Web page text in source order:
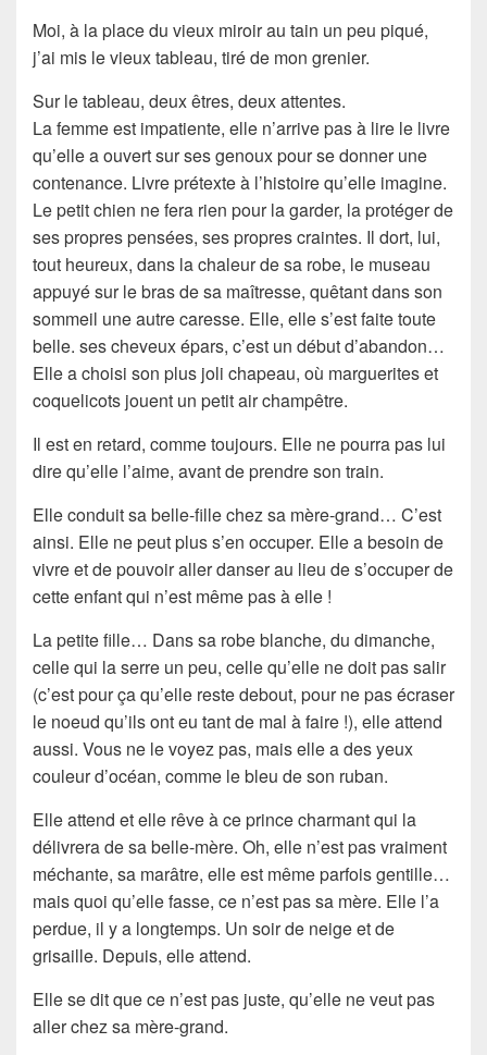
Moi, à la place du vieux miroir au tain un peu piqué,
j’ai mis le vieux tableau, tiré de mon grenier.
Sur le tableau, deux êtres, deux attentes.
La femme est impatiente, elle n’arrive pas à lire le livre
qu’elle a ouvert sur ses genoux pour se donner une
contenance. Livre prétexte à l’histoire qu’elle imagine.
Le petit chien ne fera rien pour la garder, la protéger de
ses propres pensées, ses propres craintes. Il dort, lui,
tout heureux, dans la chaleur de sa robe, le museau
appuyé sur le bras de sa maîtresse, quêtant dans son
sommeil une autre caresse. Elle, elle s’est faite toute
belle. ses cheveux épars, c’est un début d’abandon…
Elle a choisi son plus joli chapeau, où marguerites et
coquelicots jouent un petit air champêtre.
Il est en retard, comme toujours. Elle ne pourra pas lui
dire qu’elle l’aime, avant de prendre son train.
Elle conduit sa belle-fille chez sa mère-grand… C’est
ainsi. Elle ne peut plus s’en occuper. Elle a besoin de
vivre et de pouvoir aller danser au lieu de s’occuper de
cette enfant qui n’est même pas à elle !
La petite fille… Dans sa robe blanche, du dimanche,
celle qui la serre un peu, celle qu’elle ne doit pas salir
(c’est pour ça qu’elle reste debout, pour ne pas écraser
le noeud qu’ils ont eu tant de mal à faire !), elle attend
aussi. Vous ne le voyez pas, mais elle a des yeux
couleur d’océan, comme le bleu de son ruban.
Elle attend et elle rêve à ce prince charmant qui la
délivrera de sa belle-mère. Oh, elle n’est pas vraiment
méchante, sa marâtre, elle est même parfois gentille…
mais quoi qu’elle fasse, ce n’est pas sa mère. Elle l’a
perdue, il y a longtemps. Un soir de neige et de
grisaille. Depuis, elle attend.
Elle se dit que ce n’est pas juste, qu’elle ne veut pas
aller chez sa mère-grand.